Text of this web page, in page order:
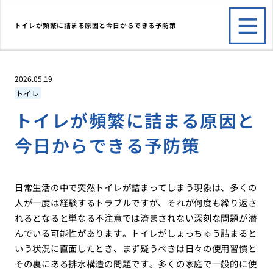
トイレが頻繁に詰まる原因と今日からできる予防策
2026.05.19
トイレ
トイレが頻繁に詰まる原因と
今日からできる予防策
日常生活の中で突然トイレが詰まってしまう現象は、多くの
人が一度は経験するトラブルですが、それが何度も繰り返さ
れるとなると単なる不注意では済まされない深刻な問題が潜
んでいる可能性があります。トイレがしょっちゅう詰まると
いう状況に直面したとき、まず疑うべきは日々の使用習慣と
その裏にある排水構造の問題です。多くの家庭で一般的に使